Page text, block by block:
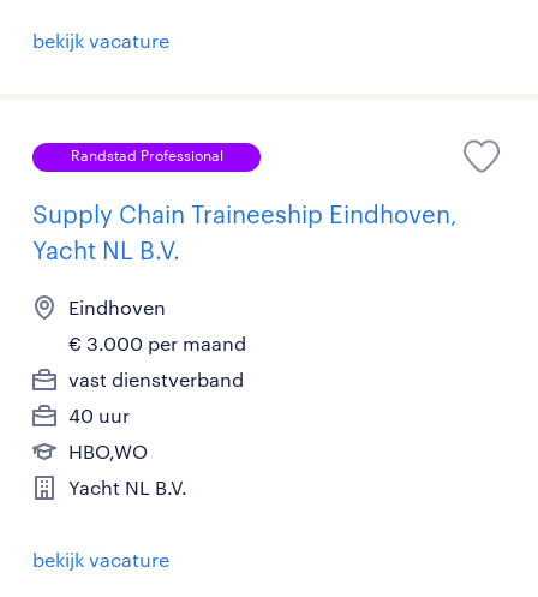
bekijk vacature
Randstad Professional
Supply Chain Traineeship Eindhoven,
Yacht NL B.V.
Eindhoven
€ 3.000 per maand
vast dienstverband
40 uur
HBO,WO
Yacht NL B.V.
bekijk vacature